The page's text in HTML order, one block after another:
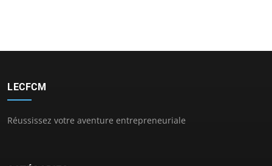
LECFCM
Réussissez votre aventure entrepreneuriale